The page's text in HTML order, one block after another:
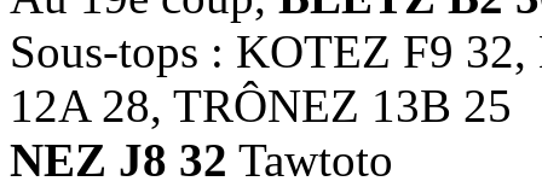
Sous-tops : KOTEZ F9
12A 28, TRÔNEZ 13B 25
NEZ J8 32 Tawtoto